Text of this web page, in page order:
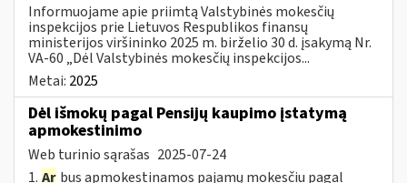
Informuojame apie priimtą Valstybinės mokesčių
inspekcijos prie Lietuvos Respublikos finansų
ministerijos viršininko 2025 m. birželio 30 d. įsakymą Nr.
VA-60 „Dėl Valstybinės mokesčių inspekcijos...
Metai: 2025
Dėl išmokų pagal Pensijų kaupimo įstatymą
apmokestinimo
Web turinio sąrašas 2025-07-24
1. Ar bus apmokestinamos pajamų mokesčiu pagal